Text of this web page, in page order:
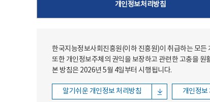
개인정보처리방침
한국지능정보사회진흥원(이하 진흥원)이 취급하는 모든
또한 개인정보주체의 권익을 보장하고 관련한 고충을
본 방침은 2026년 5월 4일부터 시행됩니다.
알기쉬운 개인정보 처리방침 개인정보